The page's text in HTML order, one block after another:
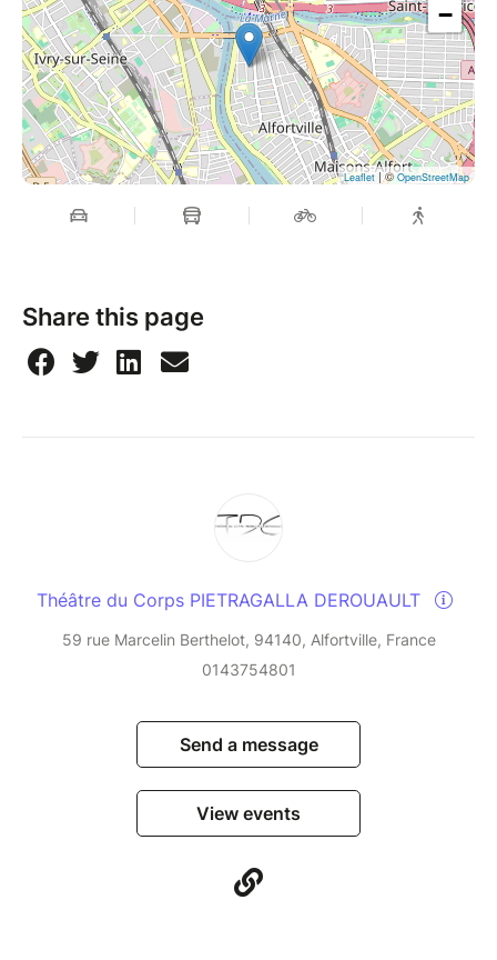
−
Leaflet| ©OpenStreetMap
Share this page
Théâtre du Corps PIETRAGALLA DEROUAULT
59 rue Marcelin Berthelot, 94140, Alfortville, France
0143754801
Send a message
View events